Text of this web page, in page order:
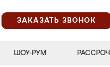
ЗАКАЗАТЬ ЗВОНОК
ШОУ-РУМ